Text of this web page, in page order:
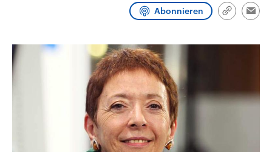
Abonnieren
Link